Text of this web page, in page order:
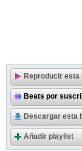
Reproducir esta
Beats por
Descargar esta
Añadir playlist